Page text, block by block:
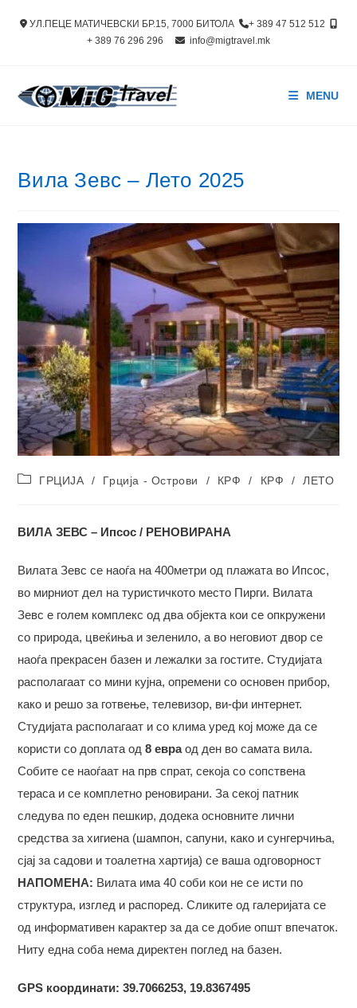
УЛ.ПЕЦЕ МАТИЧЕВСКИ БР.15, 7000 БИТОЛА
+ 389 47 512 512
+ 389 76 296 296
info@migtravel.mk
MENU
Вила Зевс – Лето 2025
PostГРЦИЈА / Грција - Острови / КРФ / КРФ / ЛЕТО
ВИЛА ЗЕВС – Ипсос / РЕНОВИРАНА
Вилата Зевс се наоѓа на 400метри од плажата во Ипсос,
во мирниот дел на туристичкото место Пирги. Вилата
Зевс е голем комплекс од два објекта кои се опкружени
со природа, цвеќиња и зеленило, а во неговиот двор се
наоѓа прекрасен базен и лежалки за гостите. Студијата
располагаат со мини кујна, опремени со основен прибор,
како и решо за готвење, телевизор, ви-фи интернет.
Студијата располагаат и со клима уред кој може да се
користи со доплата од8 евраод ден во самата вила.
Собите се наоѓаат на прв спрат, секоja со сопствена
тераса и се комплетно реновирани. За секој патник
следува по еден пешкир, додека основните лични
средства за хигиена (шампон, сапуни, како и сунгерчиња,
сјај за садови и тоалетна хартија) се ваша одговорност
НАПОМЕНА: Вилата има 40 соби кои не се исти по
структура, изглед и распоред. Сликите од галеријата се
од информативен карактер за да се добие општ впечаток.
Ниту една соба нема директен поглед на базен.
GPS координати: 39.7066253, 19.8367495